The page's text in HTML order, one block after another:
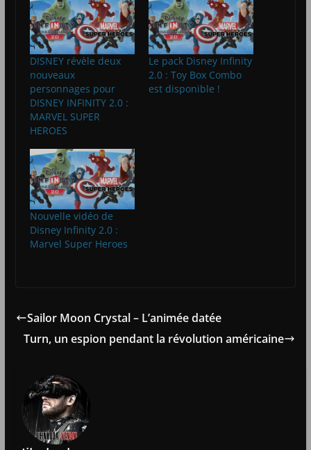
DISNEY révèle deux
nouveaux
personnages pour
DISNEY INFINITY 2.0 :
MARVEL SUPER
HEROES
Le pack Disney Infinity
2.0 : Toy Box Combo
est disponible !
Nouvelle vidéo de
Disney Infinity 2.0 :
Marvel Super Heroes
Sailor Moon Crystal – L’animée datée
Turn, un espion pendant la révolution américaine